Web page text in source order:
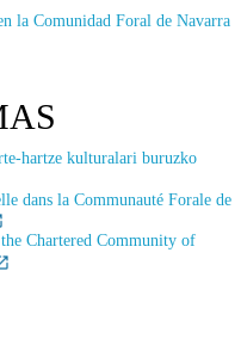
la Comunidad Foral de Navarra
hartze kulturalari buruzko
dans la Communauté Forale de
Chartered Community of